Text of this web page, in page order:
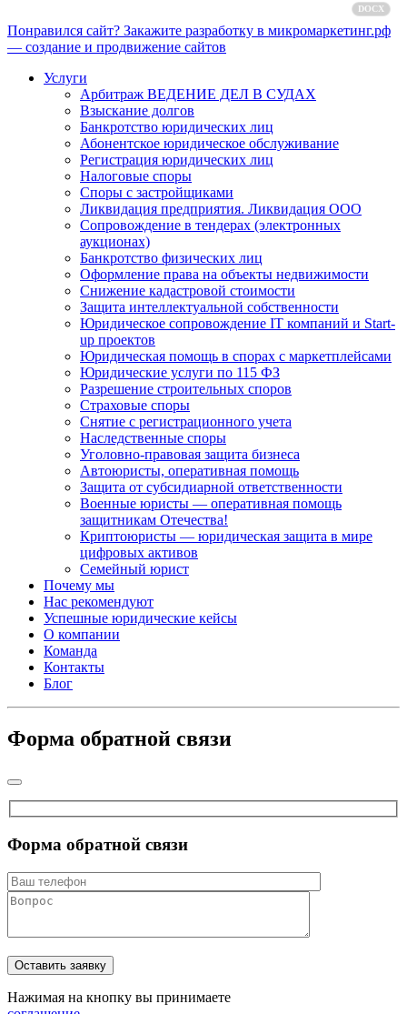
DOCX
Понравился сайт? Закажите разработку в микромаркетинг.рф
— создание и продвижение сайтов
Услуги
Арбитраж ВЕДЕНИЕ ДЕЛ В СУДАХ
Взыскание долгов
Банкротство юридических лиц
Абонентское юридическое обслуживание
Регистрация юридических лиц
Налоговые споры
Споры с застройщиками
Ликвидация предприятия. Ликвидация ООО
Сопровождение в тендерах (электронных
аукционах)
Банкротство физических лиц
Оформление права на объекты недвижимости
Снижение кадастровой стоимости
Защита интеллектуальной собственности
Юридическое сопровождение IT компаний и Start-
up проектов
Юридическая помощь в спорах с маркетплейсами
Юридические услуги по 115 ФЗ
Разрешение строительных споров
Страховые споры
Снятие с регистрационного учета
Наследственные споры
Уголовно-правовая защита бизнеса
Автоюристы, оперативная помощь
Защита от субсидиарной ответственности
Военные юристы — оперативная помощь
защитникам Отечества!
Криптоюристы — юридическая защита в мире
цифровых активов
Семейный юрист
Почему мы
Нас рекомендуют
Успешные юридические кейсы
О компании
Команда
Контакты
Блог
Форма обратной связи
Форма обратной связи
Нажимая на кнопку вы принимаете